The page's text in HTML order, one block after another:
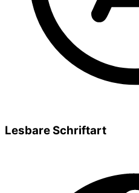
Lesbare Schriftart